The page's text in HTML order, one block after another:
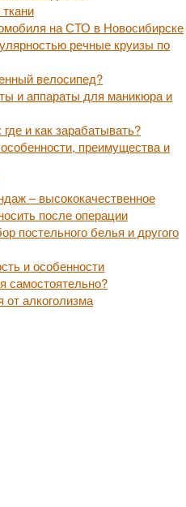
на СТО в Новосибирске
речные круизы по
велосипед?
и аппараты для маникюра и
и как зарабатывать?
преимущества и
– высококачественное
после операции
постельного белья и другого
и особенности
самостоятельно?
от алкоголизма